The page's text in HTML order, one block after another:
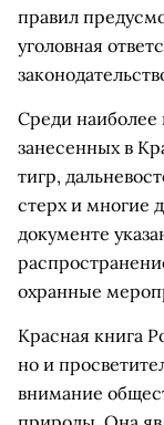
правил
уголовная
Среди наиболее
занесенных в
тигр,
стерх и многие
документе
охранные
Красная книга
но и
внимание